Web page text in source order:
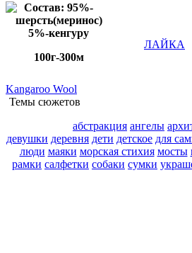
Состав: 95%-
шерсть(меринос)
5%-кенгуру
100г-300м
Kangaroo Wool
ЛАЙКА
Темы сюжетов
абстракция ангелы
девушки деревня дети детское для
люди маяки морская стихия мосты
рамки салфетки собаки сумки